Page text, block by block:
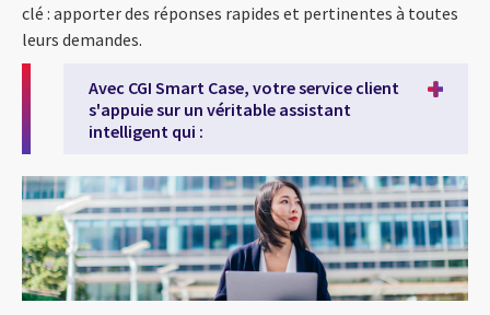
clé : apporter des réponses rapides et pertinentes à toutes
leurs demandes.
Avec CGI Smart Case, votre service client
s'appuie sur un véritable assistant
intelligent qui :